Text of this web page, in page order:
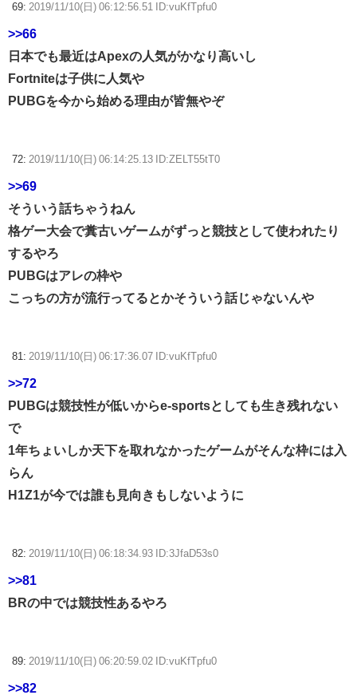
69: 2019/11/10(日) 06:12:56.51 ID:vuKfTpfu0
>>66
日本でも最近はApexの人気がかなり高いし
Fortniteは子供に人気や
PUBGを今から始める理由が皆無やぞ
72: 2019/11/10(日) 06:14:25.13 ID:ZELT55tT0
>>69
そういう話ちゃうねん
格ゲー大会で糞古いゲームがずっと競技として使われたり
するやろ
PUBGはアレの枠や
こっちの方が流行ってるとかそういう話じゃないんや
81: 2019/11/10(日) 06:17:36.07 ID:vuKfTpfu0
>>72
PUBGは競技性が低いからe-sportsとしても生き残れない
で
1年ちょいしか天下を取れなかったゲームがそんな枠には入
らん
H1Z1が今では誰も見向きもしないように
82: 2019/11/10(日) 06:18:34.93 ID:3JfaD53s0
>>81
BRの中では競技性あるやろ
89: 2019/11/10(日) 06:20:59.02 ID:vuKfTpfu0
>>82